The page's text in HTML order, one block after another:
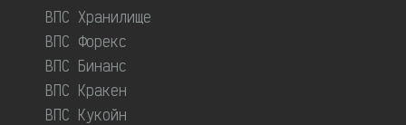
ВПС Хранилище
ВПС Форекс
ВПС Бинанс
ВПС Кракен
ВПС Кукойн